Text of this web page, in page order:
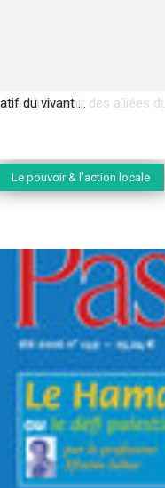
à devenir des alliées du
Le pouvoir & l'action locale